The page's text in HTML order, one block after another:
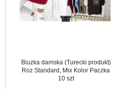
Bluzka damska (Turecki produkt)
Roz Standard, Mix Kolor Paczka
10 szt